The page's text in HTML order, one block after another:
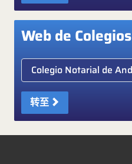
Web de Colegios
Elige colegio notarial
转至